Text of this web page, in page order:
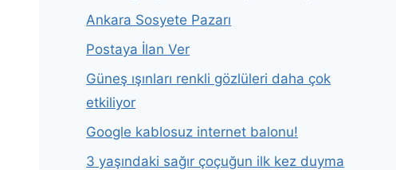
Ankara Sosyete Pazarı
Postaya İlan Ver
Güneş ışınları renkli gözlüleri daha çok
etkiliyor
Google kablosuz internet balonu!
3 yaşındaki sağır çoçuğun ilk kez duyma